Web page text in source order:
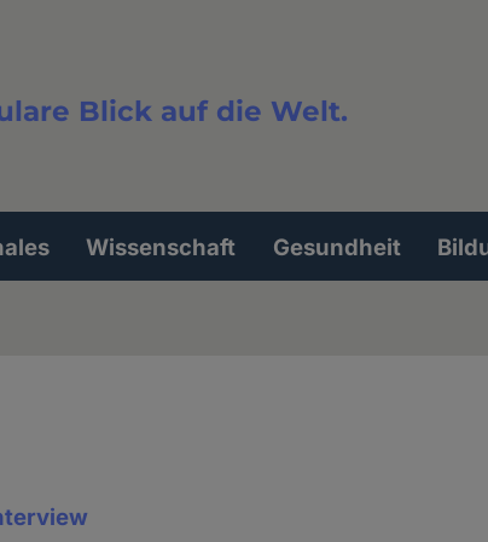
Blick auf die Welt.
Wissenschaft Gesundheit